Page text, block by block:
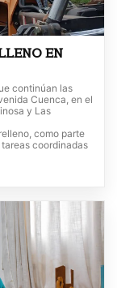
EN
continúan las
Cuenca, en el
y Las
como parte
coordinadas